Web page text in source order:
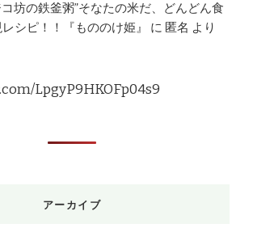
コ坊の鉄釜粥”そなたの米だ、どんどん食
シピ！！『もののけ姫』
に 匿名 より
LpgyP9HKOFp04s9
アーカイブ